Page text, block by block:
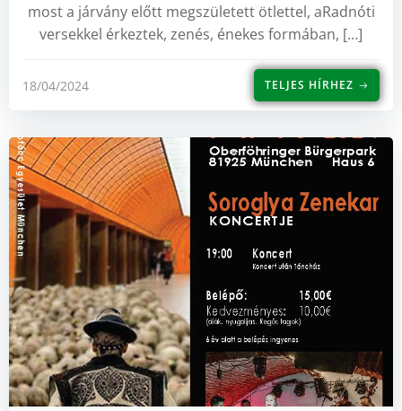
most a járvány előtt megszületett ötlettel, aRadnóti
versekkel érkeztek, zenés, énekes formában, […]
18/04/2024 TELJES HÍRHEZ